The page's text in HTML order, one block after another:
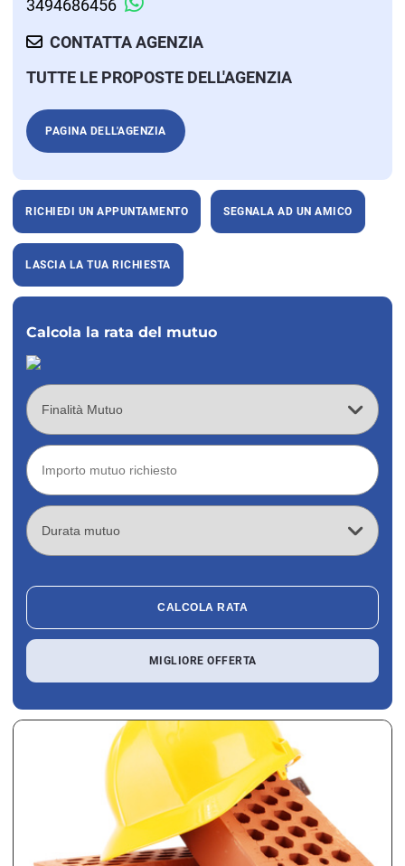
3494686456
CONTATTA AGENZIA
TUTTE LE PROPOSTE DELL'AGENZIA
PAGINA DELL'AGENZIA
RICHIEDI UN APPUNTAMENTO SEGNALA AD UN AMICO
LASCIA LA TUA RICHIESTA
Calcola la rata del mutuo
CALCOLA RATA
MIGLIORE OFFERTA